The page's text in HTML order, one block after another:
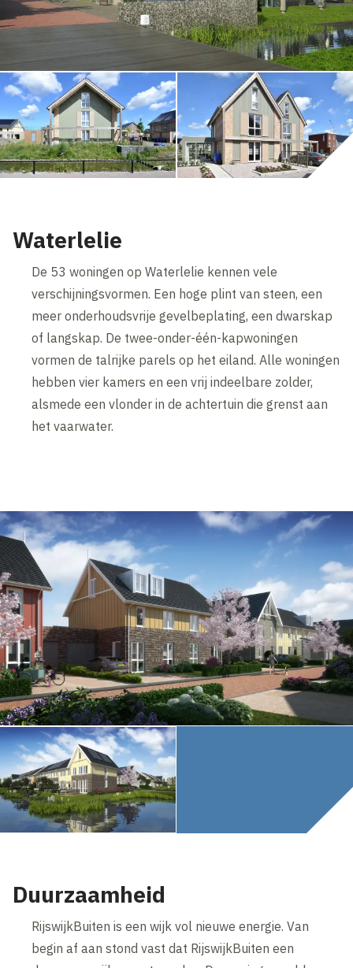
Waterlelie
De 53 woningen op Waterlelie kennen vele
verschijningsvormen. Een hoge plint van steen, een
meer onderhoudsvrije gevelbeplating, een dwarskap
of langskap. De twee-onder-één-kapwoningen
vormen de talrijke parels op het eiland. Alle woningen
hebben vier kamers en een vrij indeelbare zolder,
alsmede een vlonder in de achtertuin die grenst aan
het vaarwater.
Duurzaamheid
RijswijkBuiten is een wijk vol nieuwe energie. Van
begin af aan stond vast dat RijswijkBuiten een